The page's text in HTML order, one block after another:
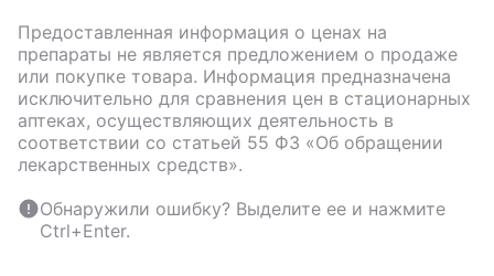
Предоставленная информация о ценах на
препараты не является предложением о продаже
или покупке товара. Информация предназначена
исключительно для сравнения цен в стационарных
аптеках, осуществляющих деятельность в
соответствии со статьей 55 ФЗ «Об обращении
лекарственных средств».
Обнаружили ошибку? Выделите ее и нажмите
Ctrl+Enter.